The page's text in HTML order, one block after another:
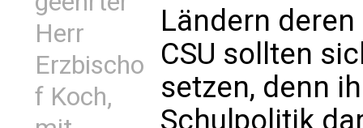
Herr
Erzbischo
f Koch,
Ländern
CSU sollten
setzen, denn
Schulpolitik